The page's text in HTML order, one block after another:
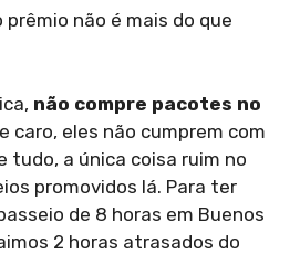
prêmio não é mais do que
não compre pacotes no
caro, eles não cumprem com
tudo, a única coisa ruim no
promovidos lá. Para ter
de 8 horas em Buenos
2 horas atrasados do